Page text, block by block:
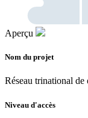
Aperçu
Nom du projet
Réseau trinational de
Niveau d'accès